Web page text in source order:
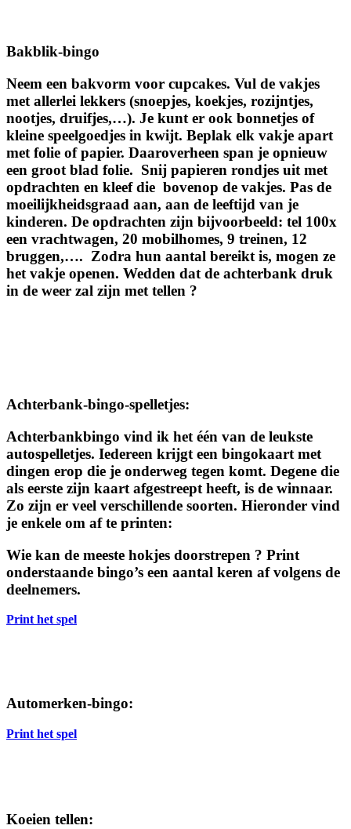
Bakblik-bingo
Neem een bakvorm voor cupcakes. Vul de vakjes
met allerlei lekkers (snoepjes, koekjes, rozijntjes,
nootjes, druifjes,…). Je kunt er ook bonnetjes of
kleine speelgoedjes in kwijt. Beplak elk vakje apart
met folie of papier. Daaroverheen span je opnieuw
een groot blad folie. Snij papieren rondjes uit met
opdrachten en kleef die bovenop de vakjes. Pas de
moeilijkheidsgraad aan, aan de leeftijd van je
kinderen. De opdrachten zijn bijvoorbeeld: tel 100x
een vrachtwagen, 20 mobilhomes, 9 treinen, 12
bruggen,…. Zodra hun aantal bereikt is, mogen ze
het vakje openen. Wedden dat de achterbank druk
in de weer zal zijn met tellen ?
Achterbank-bingo-spelletjes:
Achterbankbingo vind ik het één van de leukste
autospelletjes. Iedereen krijgt een bingokaart met
dingen erop die je onderweg tegen komt. Degene die
als eerste zijn kaart afgestreept heeft, is de winnaar.
Zo zijn er veel verschillende soorten. Hieronder vind
je enkele om af te printen:
Wie kan de meeste hokjes doorstrepen ? Print
onderstaande bingo’s een aantal keren af volgens de
deelnemers.
Print het spel
Automerken-bingo:
Print het spel
Koeien tellen: